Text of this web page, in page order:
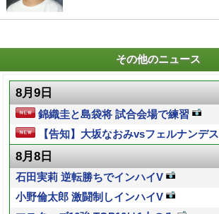
その他のニュース
8月9日
錦織圭と島袋将 試合会場で練習
【告知】大坂なおみvsフェルナンデス
8月8日
石田実莉 逆転勝ちでインハイV
小野倫太郎 激闘制しインハイV